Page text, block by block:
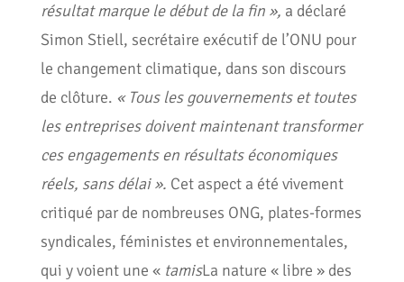
résultat marque le début de la fin », a déclaré
Simon Stiell, secrétaire exécutif de l’ONU pour
le changement climatique, dans son discours
de clôture. « Tous les gouvernements et toutes
les entreprises doivent maintenant transformer
ces engagements en résultats économiques
réels, sans délai ». Cet aspect a été vivement
critiqué par de nombreuses ONG, plates-formes
syndicales, féministes et environnementales,
qui y voient une « tamisLa nature « libre » des